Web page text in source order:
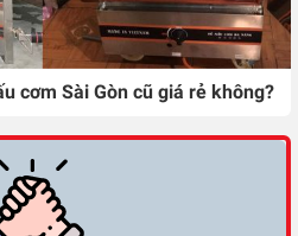
cơm Sài Gòn cũ giá rẻ không?